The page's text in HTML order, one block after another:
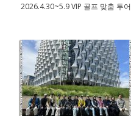
2026.4.30~5.9 VIP 골프 맞춤 투어